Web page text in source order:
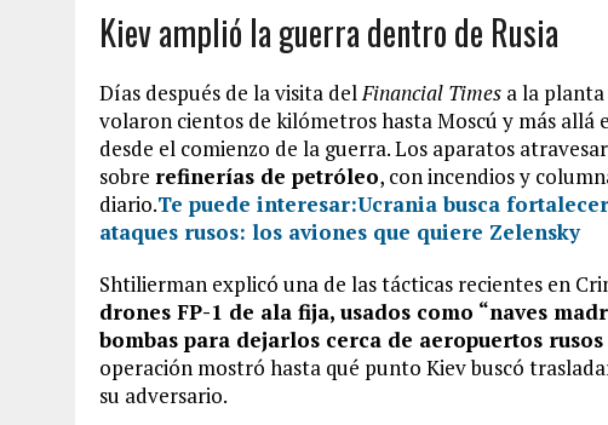
Kiev amplió la guerra dentro de Rusia
Días después de la visita delFinancial Times a la planta
volaron cientos de kilómetros hasta Moscú y más
desde el comienzo de la guerra. Los aparatos
sobre refinerías de petróleo, con incendios y
diario.Te puede interesar:Ucrania busca
ataques rusos: los aviones que quiere Zelensky
Shtilierman explicó una de las tácticas recientes en
drones FP-1 de ala fija, usados como “naves
bombas para dejarlos cerca de aeropuertos
operación mostró hasta qué punto Kiev buscó
su adversario.